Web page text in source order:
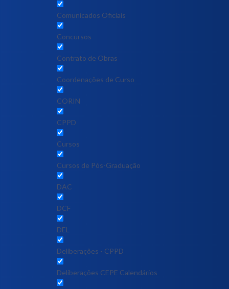
Comunicados Oficiais
Concursos
Contrato de Obras
Coordenações de Curso
CORIN
CPPD
Cursos
Cursos de Pós-Graduação
DAC
DCF
DEL
Deliberações - CPPD
Deliberações CEPE Calendários